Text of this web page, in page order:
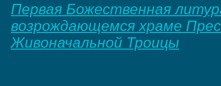
Первая Божественная
возрождающемся храме
Живоначальной Троицы